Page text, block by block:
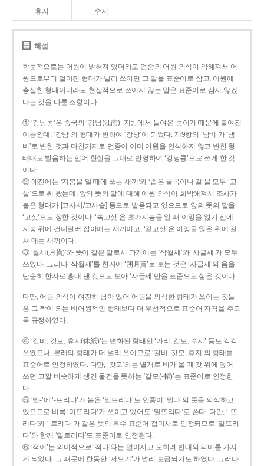
휴지 수지
해설
학문적으로는 어원이 밝혀져 있더라도 언중의 어원 의식이 약해져서 어
원으로부터 멀어진 형태가 널리 쓰이면 그 말을 표준어로 삼고, 어원에
충실한 형태이더라도 현실적으로 쓰이지 않는 말은 표준어로 삼지 않겠
다는 것을 다룬 조항이다.
① ‘강낭콩’은 중국의 ‘강남(江南)’ 지방에서 들여온 콩이기 때문에 붙여진
이름인데, ‘강남’의 형태가 변하여 ‘강낭’이 되었다. 제9항의 ‘남비’가 ‘냄
비’로 변한 것과 마찬가지로 언중이 이미 어원을 인식하지 않고 변한 형
태대로 발음하는 언어 현실을 그대로 반영하여 ‘강낭콩’으로 쓰게 한 것
이다.
② 예전에는 ‘지붕을 일 때에 쓰는 새끼’와 ‘좁은 골목이나 길’을 모두 ‘고
샅’으로 써 왔는데, 앞의 뜻의 말에 대해 어원 의식이 희박해져서 조사가
붙은 형태가 [고사시/고사슬] 등으로 발음되고 있으므로 앞의 뜻의 말을
‘고삿’으로 정한 것이다. ‘속고삿’은 초가지붕을 일 때 이엉을 얹기 전에
지붕 위에 건너질러 잡아매는 새끼이고, ‘겉고삿’은 이엉을 얹은 위에 걸
쳐 매는 새끼이다.
③ ‘월세(月貰)’와 뜻이 같은 말로서 과거에는 ‘삭월세’와 ‘사글세’가 모두
쓰였다. 그러나 ‘삭월세’를 한자어 ‘朔月貰’로 보는 것은 ‘사글세’의 음을
단순히 한자로 흉내 낸 것으로 보아 ‘사글세’만을 표준으로 삼은 것이다.
다만, 어원 의식이 여전히 남아 있어 어원을 의식한 형태가 쓰이는 것들
은 그 짝이 되는 비어원적인 형태보다 더 우선적으로 표준어 자격을 주도
록 규정하였다.
④ ‘갈비, 갓모, 휴지(休紙)’는 변화된 형태인 ‘가리, 갈모, 수지’ 등도 각각
쓰였으나, 본래의 형태가 더 널리 쓰이므로 ‘갈비, 갓모, 휴지’의 형태를
표준어로 인정하였다. 다만, ‘갓모’와는 별개로 비가 올 때 갓 위에 덮어
쓰던 고깔 비슷하게 생긴 물건을 뜻하는 ‘갈모(-帽)’는 표준어로 인정한
다.
⑤ ‘밀-’에 ‘-뜨리다’가 붙은 ‘밀뜨리다’도 언중이 ‘밀다’의 뜻을 의식하고
있으므로 비록 ‘미뜨리다’가 쓰이고 있어도 ‘밀뜨리다’로 쓴다. 다만, ‘-뜨
리다’와 ‘-트리다’가 같은 뜻의 복수 표준어 접미사로 인정되므로 ‘밀뜨리
다’와 함께 ‘밀트리다’도 표준어로 인정된다.
⑥ ‘적이’는 의미적으로 ‘적다’와는 멀어지고 오히려 반대의 의미를 가지
게 되었다. 그 때문에 한동안 ‘저으기’가 널리 보급되기도 하였다. 그러나